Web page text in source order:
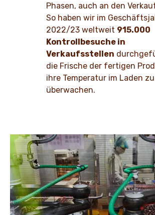
Phasen, auch an den
So haben wir im
2022/23 weltweit 915.000
Kontrollbesuche in
Verkaufsstellen
die Frische der fertigen
ihre Temperatur im Laden zu
überwachen.